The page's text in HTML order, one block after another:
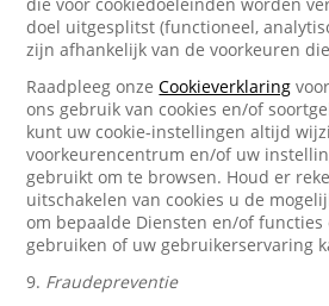
doel uitgesplitst (functioneel,
zijn afhankelijk van de voorkeuren
Raadpleeg onzeCookieverklaring
ons gebruik van cookies en/of
kunt uw cookie-instellingen altijd
voorkeurencentrum en/of uw
gebruikt om te browsen. Houd er
uitschakelen van cookies u de
om bepaalde Diensten en/of functies
gebruiken of uw gebruikerservaring
9. Fraudepreventie